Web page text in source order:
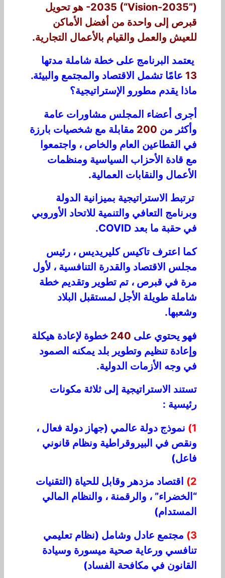
-2035 (“Vision-2035”) هو تحويل
قبرص إلى واحدة من أفضل الأماكن
للعيش والعمل والقيام بالأعمال التجارية.
يعتمد البرنامج على خطة شاملة مدتها
13 عامًا تشمل الاقتصاد والمجتمع والبيئة.
ماذا يقدم مطورو الإستراتيجية؟
أجرى أعضاء المجلس مشاورات عامة
وأكثر من 200 مقابلة مع شخصيات بارزة
في القطاعين العام والخاص ، واجتمعوا
مع قادة الأحزاب السياسية ومنظمات
الأعمال والنقابات العمالية.
ترتبط الاستراتيجية بميزانية الدولة
وبرنامج التعافي والتنمية للاتحاد الأوروبي
في حقبة ما بعد COVID.
كما اعترف تاكيس كليريديس ، رئيس
مجلس الاقتصاد والقدرة التنافسية ، لأول
مرة في قبرص ، تم تطوير وتقديم خطة
شاملة طويلة الأجل لمستقبل البلاد
وشعبها.
فهو يحتوي على 240 خطوة لإعادة هيكلة
وإعادة تنظيم وتطوير بلد يمكنه الصمود
في وجه الأزمات الدولية.
تستند الاستراتيجية إلى ثلاثة مكونات
رئيسية :
1)
نموذج دولة عالمي (جهاز دولة فعال ،
ونقص في البيروقراطية ونظام قانوني
فاعل)
2)
اقتصاد مزدهر وقابل للحياة (التقنيات
“الخضراء” ، والرقمنة ، والنظام المالي
المستدام)
3)
مجتمع عادل وشامل (نظام تعليمي
تنافسي ورعاية صحية ميسورة وسيادة
القانون في مكافحة الفساد)